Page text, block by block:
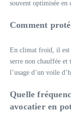
souvent optimisée
Comment
En climat froid, il est
serre non chauffée et
l’usage d’un voile
Quelle
avocatier en